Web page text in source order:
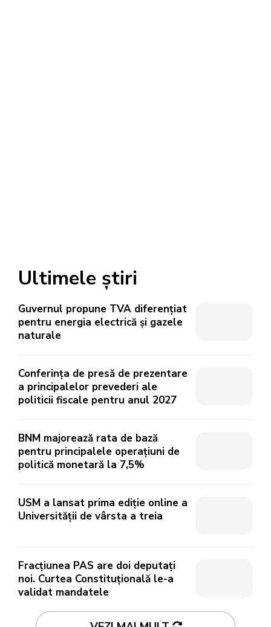
Ultimele știri
Guvernul propune TVA diferențiat
pentru energia electrică și gazele
naturale
Conferința de presă de prezentare
a principalelor prevederi ale
politicii fiscale pentru anul 2027
BNM majorează rata de bază
pentru principalele operațiuni de
politică monetară la 7,5%
USM a lansat prima ediție online a
Universității de vârsta a treia
Fracțiunea PAS are doi deputați
noi. Curtea Constituțională le-a
validat mandatele